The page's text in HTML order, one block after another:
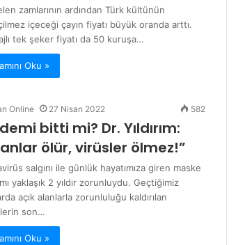
zamlarının ardından Türk kültünün
içeceği çayın fiyatı büyük oranda arttı.
tek şeker fiyatı da 50 kuruşa…
Oku »
Online 27 Nisan 2022 582
bitti mi? Dr. Yıldırım:
ölür, virüsler ölmez!”
salgını ile günlük hayatımıza giren maske
yaklaşık 2 yıldır zorunluydu. Geçtiğimiz
açık alanlarla zorunluluğu kaldırılan
son…
Oku »